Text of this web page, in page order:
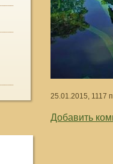
25.01.2015, 1117
Добавить